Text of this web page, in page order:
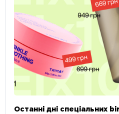
Останні дні спеціальних